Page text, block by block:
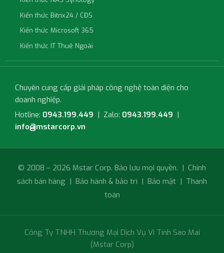
Kiến thức Bitrix24 / CĐS
Kiến thức Microsoft 365
Kiến thức IT Thuê Ngoài
Chuyên cung cấp giải pháp công nghệ toàn diện cho
doanh nghiệp.
Hotline: 0943.199.449 | Zalo: 0943.199.449 |
info@mstarcorp.vn
© 2008 – 2026 Mstar Corp. Bảo lưu mọi quyền. | Chính
sách bán hàng | Bảo hành & bảo trì | Bảo mật | Thanh
toán
Công Ty TNHH Thương Mại Dịch Vụ Vi Tính Sao Mai
(Mstar Corp)